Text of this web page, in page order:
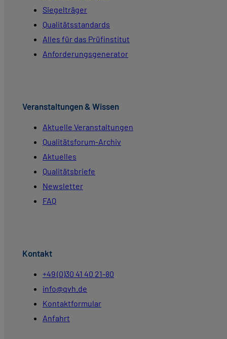
Siegelträger
Qualitätsstandards
Alles für das Prüfinstitut
Anforderungsgenerator
Veranstaltungen & Wissen
Aktuelle Veranstaltungen
Qualitätsforum-Archiv
Aktuelles
Qualitätsbriefe
Newsletter
FAQ
Kontakt
+49 (0)30 41 40 21-80
info@qvh.de
Kontaktformular
Anfahrt